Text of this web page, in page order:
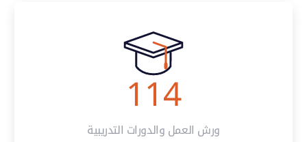
114
ورش العمل والدورات التدريبية